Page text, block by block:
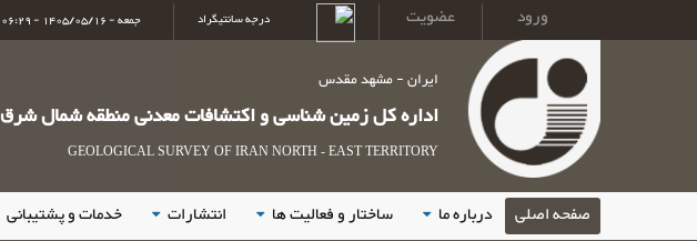
ورود عضویت درجه سانتیگراد جمعه - 1405/05/16 - 06:29
ایران - مشهد مقدس
اداره کل زمین شناسی و اکتشافات معدنی منطقه شمال شرق
GEOLOGICAL SURVEY OF IRAN NORTH - EAST TERRITORY
صفحه اصلی درباره ما ساختار و فعالیت ها انتشارات خدمات و پشتیبانی